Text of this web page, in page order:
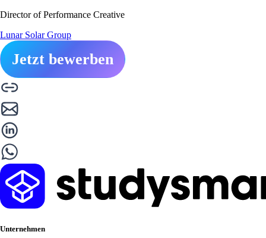
Director of Performance Creative
Lunar Solar Group
Jetzt bewerben
Unternehmen